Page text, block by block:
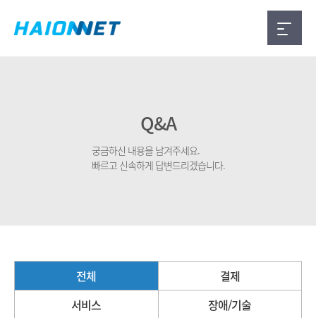
Q&A
궁금하신 내용을 남겨주세요.
빠르고 신속하게 답변드리겠습니다.
전체
결제
서비스
장애/기술